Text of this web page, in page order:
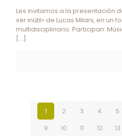
Les invitamos a la presentación
ser inútil» de Lucas Milani, en un
multidisciplinario. Participan:
[…]
1 2 3 4 5
9
10 11 12 13